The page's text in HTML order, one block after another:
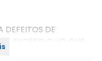
DEFEITOS DE
EXCETO O HD QUE